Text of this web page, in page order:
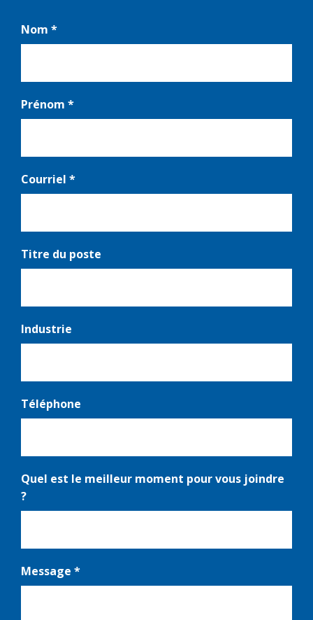
Contact
-
Nom *
Prénom *
Courriel *
Titre du poste
Industrie
Téléphone
Quel est le meilleur moment pour vous joindre
?
Message *